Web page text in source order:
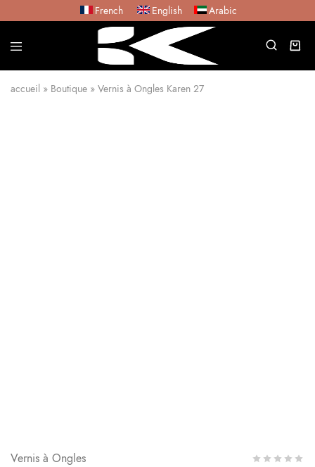
French English Arabic
accueil » Boutique » Vernis à Ongles Karen 27
Vernis à Ongles